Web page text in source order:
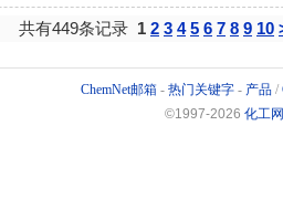
共有449条记录 1 2 3 4 5 6 7 8 9 10
ChemNet邮箱 - 热门关键字 - 产品 /
©1997-2026 化工网